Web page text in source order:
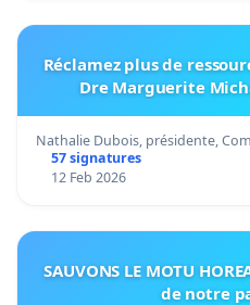
Réclamez plus de
Dre Marguerite
Nathalie Dubois, présidente,
57 signatures
12 Feb 2026
SAUVONS LE MOTU
de notre